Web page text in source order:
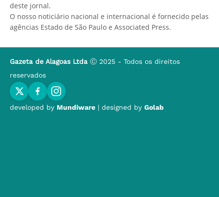
deste jornal.
O nosso noticiário nacional e internacional é fornecido pelas
agências Estado de São Paulo e Associated Press.
Gazeta de Alagoas Ltda Ⓒ 2025 - Todos os direitos
reservados
developed by Mundiware | designed by Golab